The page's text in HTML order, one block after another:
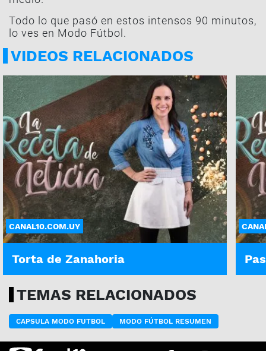
Todo lo que pasó en estos intensos 90 minutos,
lo ves en Modo Fútbol.
VIDEOS RELACIONADOS
CANAL10.COM.UY
Torta de Zanahoria
TEMAS RELACIONADOS
CAPSULA MODO FUTBOL MODO FÚTBOL RESUMEN